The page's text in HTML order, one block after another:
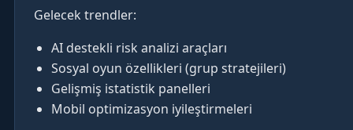
Gelecek trendler:
AI destekli risk analizi araçları
Sosyal oyun özellikleri (grup stratejileri)
Gelişmiş istatistik panelleri
Mobil optimizasyon iyileştirmeleri